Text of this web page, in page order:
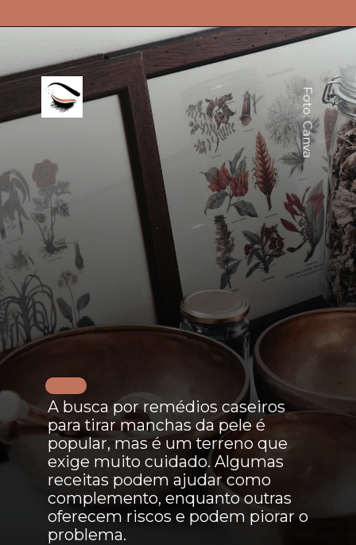
A busca por remédios caseiros
para tirar manchas da pele é
popular, mas é um terreno que
exige muito cuidado. Algumas
receitas podem ajudar como
complemento, enquanto outras
oferecem riscos e podem piorar o
problema.
Foto: Canva